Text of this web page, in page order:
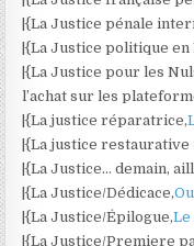
|{La Justice pénale
|{La Justice politique
|{La Justice pour les
l’achat sur les
|{La justice réparatrice,
|{La justice
|{La Justice… demain,
|{La Justice/Dédicace,
|{La Justice/Épilogue,
|{La Justice/Premiere